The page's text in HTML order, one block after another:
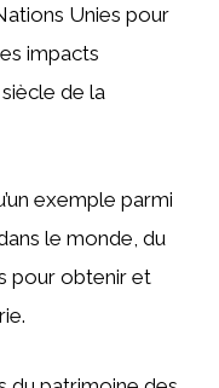
Unies pour
impacts
de la
exemple parmi
le monde, du
pour obtenir et